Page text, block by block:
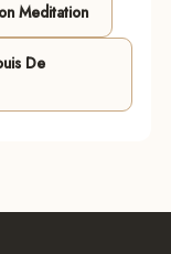
Meditation
De